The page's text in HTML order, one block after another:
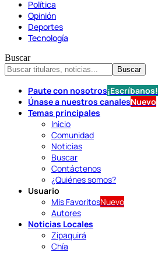
Política
Opinión
Deportes
Tecnología
Buscar
Paute con nosotros¡Escríbanos!
Únase a nuestros canalesNuevo
Temas principales
Inicio
Comunidad
Noticias
Buscar
Contáctenos
¿Quiénes somos?
Usuario
Mis FavoritosNuevo
Autores
Noticias Locales
Zipaquirá
Chía